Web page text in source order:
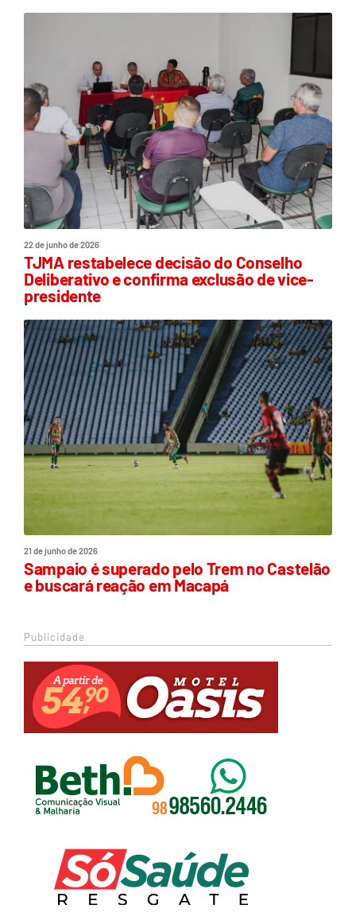
22 de junho de 2026
TJMA restabelece decisão do Conselho
Deliberativo e confirma exclusão de vice-
presidente
21 de junho de 2026
Sampaio é superado pelo Trem no Castelão
e buscará reação em Macapá
Publicidade